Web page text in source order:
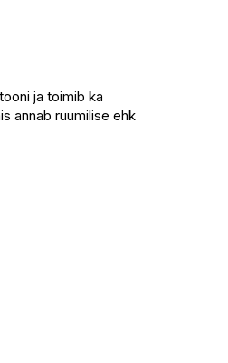
ja toimib ka
annab ruumilise ehk